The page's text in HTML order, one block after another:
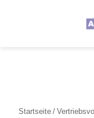
Startseite /